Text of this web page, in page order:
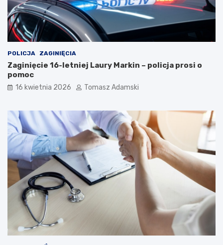
POLICJA ZAGINIĘCIA
Zaginięcie 16-letniej Laury Markin – policja prosi o
pomoc
16 kwietnia 2026 Tomasz Adamski